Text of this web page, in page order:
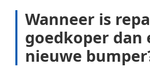
Wanneer is
goedkoper dan
nieuwe